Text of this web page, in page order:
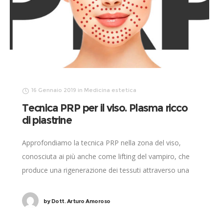
16 Gennaio 2019 in Medicina estetica
Tecnica PRP per il viso. Plasma ricco
di piastrine
Approfondiamo la tecnica PRP nella zona del viso,
conosciuta ai più anche come lifting del vampiro, che
produce una rigenerazione dei tessuti attraverso una
byDott. Arturo Amoroso